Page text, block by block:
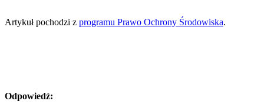
Artykuł pochodzi z programu Prawo Ochrony Środowiska.
Odpowiedź: